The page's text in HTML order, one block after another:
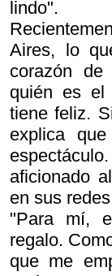
lindo".
Aires, lo
corazón de
quién es el
tiene feliz.
explica
aficionado
en sus
"Para mí,
regalo.
que me